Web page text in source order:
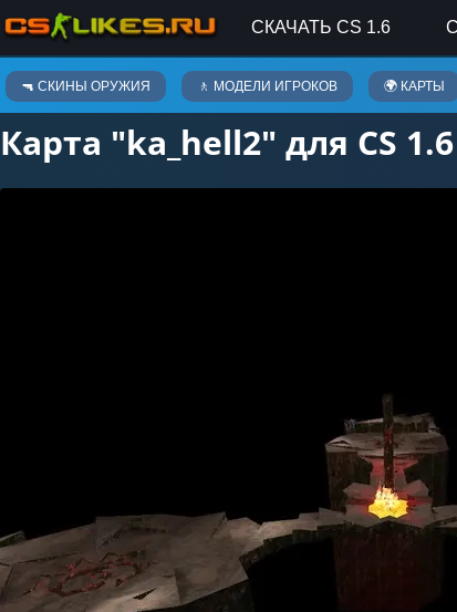
СКАЧАТЬ CS 1.6
🔫 СКИНЫ ОРУЖИЯ 🚶 МОДЕЛИ ИГРОКОВ 🌍 КАРТЫ
Карты
Карта "ka_hell2" для CS 1.6